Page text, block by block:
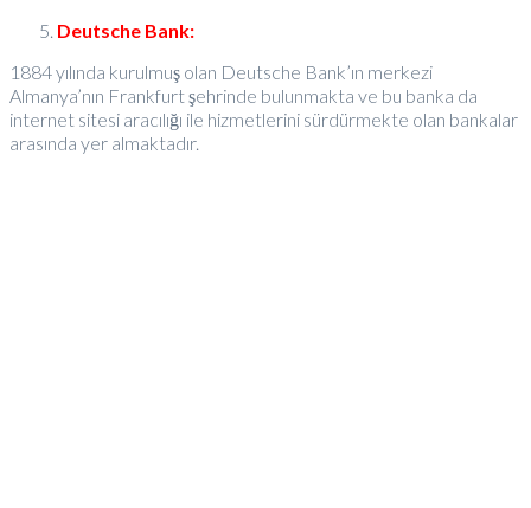
Deutsche Bank:
1884 yılında kurulmuş olan Deutsche Bank’ın merkezi
Almanya’nın Frankfurt şehrinde bulunmakta ve bu banka da
internet sitesi aracılığı ile hizmetlerini sürdürmekte olan bankalar
arasında yer almaktadır.